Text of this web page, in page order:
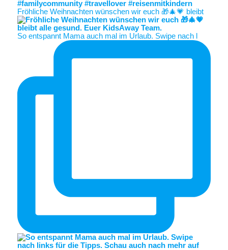
Fröhliche Weihnachten wünschen wir euch 🎁🎄💗 bleibt
So entspannt Mama auch mal im Urlaub. Swipe nach l